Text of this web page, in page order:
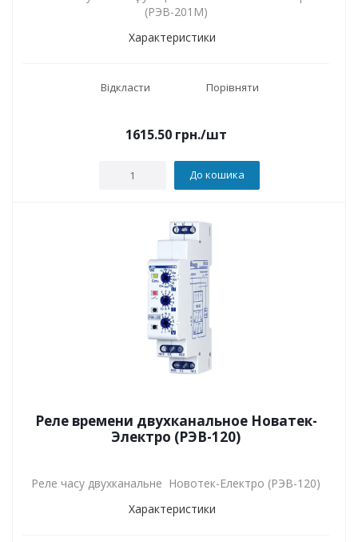
(РЭВ-201М)
Характеристики
Відкласти Порівняти
1615.50 грн./шт
До кошика
Реле времени двухканальное Новатек-
Электро (РЭВ-120)
Реле часу двухканальне Новотек-Електро (РЭВ-120)
Характеристики